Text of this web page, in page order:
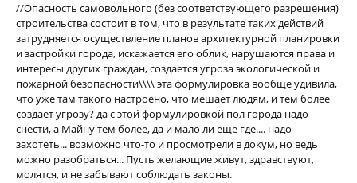
//Опасность самовольного (без соответствующего разрешения)
строительства состоит в том, что в результате таких действий
затрудняется осуществление планов архитектурной планировки
и застройки города, искажается его облик, нарушаются права и
интересы других граждан, создается угроза экологической и
пожарной безопасности\\\\ эта формулировка вообще удивила,
что уже там такого настроено, что мешает людям, и тем более
создает угрозу? да с этой формулировкой пол города надо
снести, а Майну тем более, да и мало ли еще где.... надо
захотеть... возможно что-то и просмотрели в докум, но ведь
можно разобраться... Пусть желающие живут, здравствуют,
молятся, и не забывают соблюдать законы.